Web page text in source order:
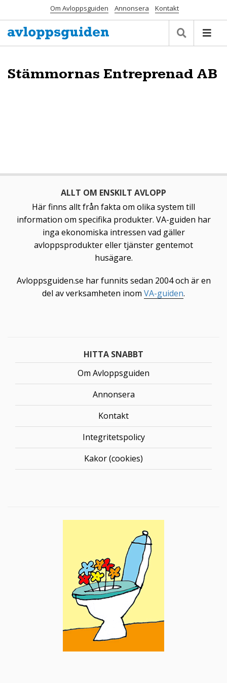
Om Avloppsguiden Annonsera Kontakt
Stämmornas Entreprenad AB
ALLT OM ENSKILT AVLOPP
Här finns allt från fakta om olika system till
information om specifika produkter. VA-guiden har
inga ekonomiska intressen vad gäller
avloppsprodukter eller tjänster gentemot
husägare.
Avloppsguiden.se har funnits sedan 2004 och är en
del av verksamheten inom VA-guiden.
HITTA SNABBT
Om Avloppsguiden
Annonsera
Kontakt
Integritetspolicy
Kakor (cookies)